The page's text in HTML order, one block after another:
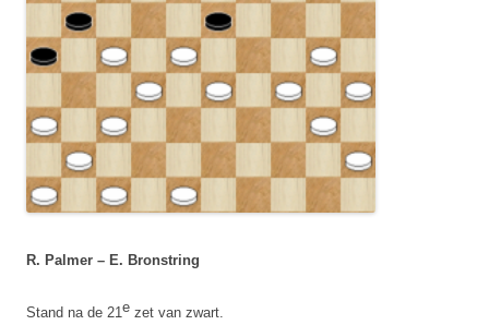
R. Palmer – E. Bronstring
Stand na de 21 e zet van zwart.